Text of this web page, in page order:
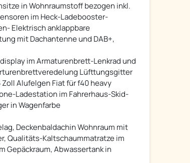
in Wohnraumstoff bezogen inkl.
im Heck-Ladebooster-
Elektrisch anklappbare
mit Dachantenne und DAB+,
im Armaturenbrett-Lenkrad und
Lüfttungsgitter
Alufelgen Fiat für f40 heavy
Ladestation im Fahrerhaus-Skid-
in Wagenfarbe
Deckenbaldachin Wohnraum mit
Qualitäts-Kaltschaummatratze im
Gepäckraum, Abwassertank in